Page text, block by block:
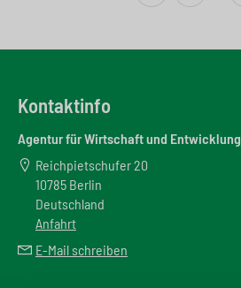
Kontaktinfo
Agentur für Wirtschaft und Entwicklung
Reichpietschufer 20
10785 Berlin
Deutschland
Anfahrt
E-Mail schreiben